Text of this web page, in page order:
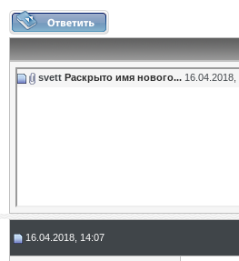
svett Раскрыто имя нового... 16.04.2018,
16.04.2018, 14:07